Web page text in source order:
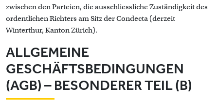
zwischen den Parteien, die ausschliessliche Zuständigkeit des
ordentlichen Richters am Sitz der Condecta (derzeit
Winterthur, Kanton Zürich).
ALLGEMEINE
GESCHÄFTSBEDINGUNGEN
(AGB) – BESONDERER TEIL (B)